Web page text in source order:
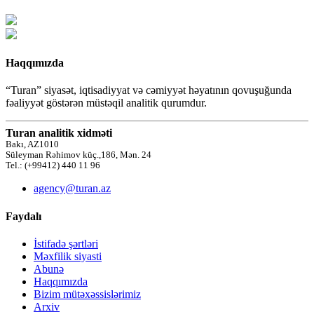
Haqqımızda
“Turan” siyasət, iqtisadiyyat və cəmiyyət həyatının qovuşuğunda
fəaliyyət göstərən müstəqil analitik qurumdur.
Turan analitik xidməti
Bakı, AZ1010
Süleyman Rəhimov küç.,186, Mən. 24
Tel.: (+99412) 440 11 96
agency@turan.az
Faydalı
İstifadə şərtləri
Məxfilik siyasti
Abunə
Haqqımızda
Bizim mütəxəssislərimiz
Arxiv